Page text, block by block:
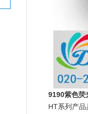
9190紫色荧
HT系列产